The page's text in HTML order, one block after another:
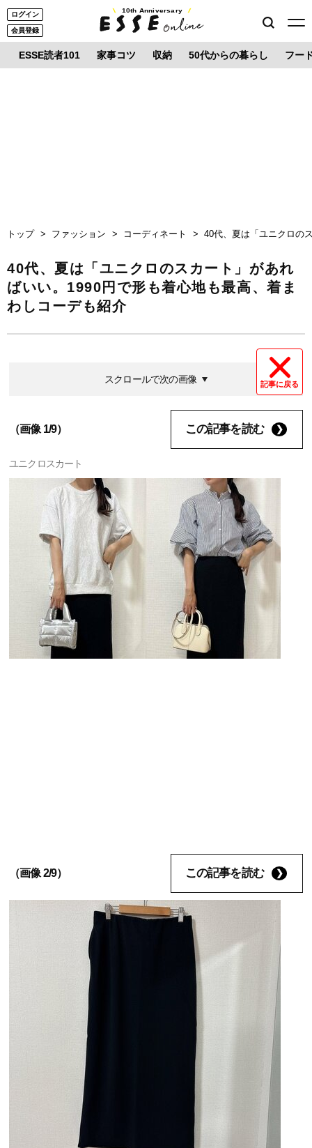
ログイン
会員登録
10th Anniversary
ESSE読者101 家事コツ 収納 50代からの暮らし フー
トップ ファッション コーディネート 40代、夏は「ユニクロの
40代、夏は「ユニクロのスカート」があれ
ばいい。1990円で形も着心地も最高、着ま
わしコーデも紹介
記事に戻る
スクロールで次の画像
（画像 1/9） この記事を読む
ユニクロスカート
（画像 2/9） この記事を読む